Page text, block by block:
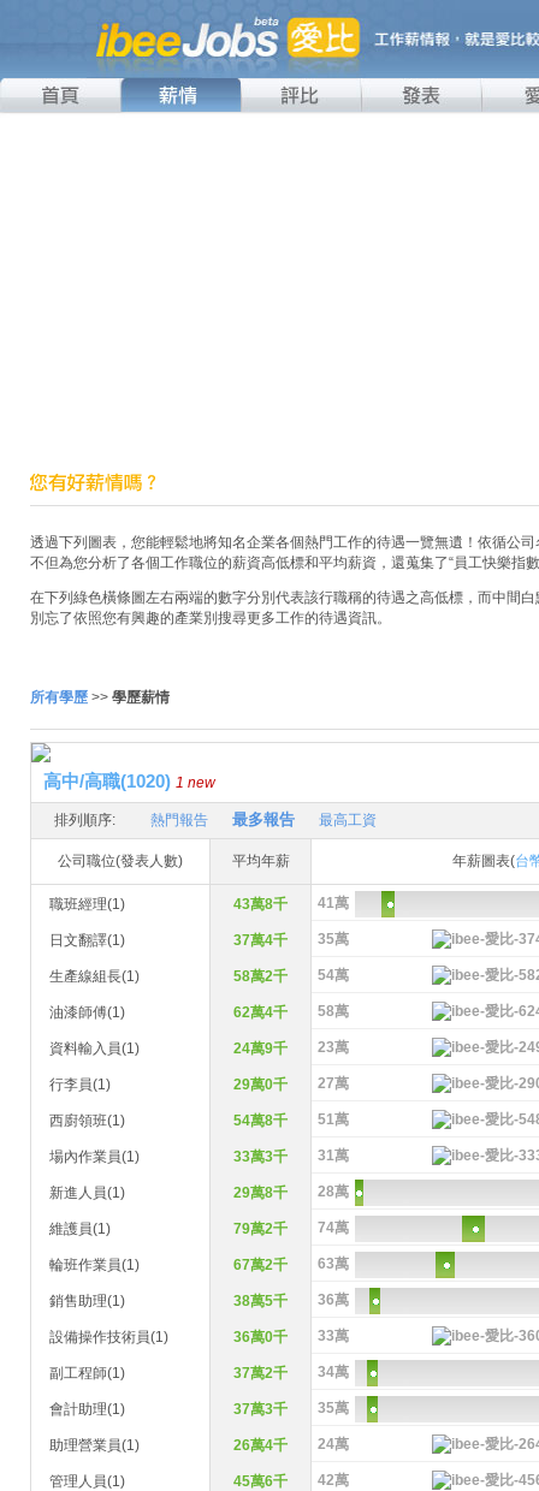
透過下列圖表，您能輕鬆地將知名企業各個熱門工作的待遇一覽無遺！依循公
不但為您分析了各個工作職位的薪資高低標和平均薪資，還蒐集了“員工快樂指
在下列綠色橫條圖左右兩端的數字分別代表該行職稱的待遇之高低標，而中間
別忘了依照您有興趣的產業別搜尋更多工作的待遇資訊。
所有學歷 >> 學歷薪情
高中/高職(1020) 1 new
排列順序: 熱門報告 最多報告 最高工資
公司職位(發表人數) 平均年薪 年薪圖表(台
職班經理(1) 43萬8千 41萬
日文翻譯(1) 37萬4千 35萬
生產線組長(1) 58萬2千 54萬
油漆師傅(1) 62萬4千 58萬
資料輸入員(1) 24萬9千 23萬
行李員(1) 29萬0千 27萬
西廚領班(1) 54萬8千 51萬
場內作業員(1) 33萬3千 31萬
新進人員(1) 29萬8千 28萬
維護員(1) 79萬2千 74萬
輪班作業員(1) 67萬2千 63萬
銷售助理(1) 38萬5千 36萬
設備操作技術員(1) 36萬0千 33萬
副工程師(1) 37萬2千 34萬
會計助理(1) 37萬3千 35萬
助理營業員(1) 26萬4千 24萬
管理人員(1) 45萬6千 42萬